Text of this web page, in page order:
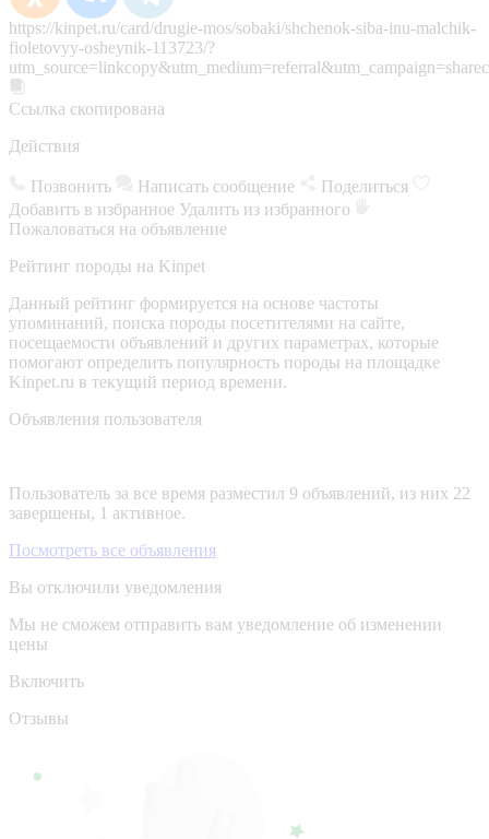
https://kinpet.ru/card/drugie-mos/sobaki/shchenok-siba-inu-malchik-
fioletovyy-osheynik-113723/?
Ссылка скопирована
Действия
Позвонить Написать сообщение
Поделиться
Добавить в избранное Удалить из избранного
Пожаловаться на объявление
Рейтинг породы на Kinpet
Данный рейтинг формируется на основе частоты
упоминаний, поиска породы посетителями на сайте,
посещаемости объявлений и других параметрах, которые
помогают определить популярность породы на площадке
Kinpet.ru в текущий период времени.
Объявления пользователя
Пользователь за все время разместил 9 объявлений, из них 22
завершены, 1 активное.
Посмотреть все объявления
Вы отключили уведомления
Мы не сможем отправить вам уведомление об изменении
цены
Включить
Отзывы